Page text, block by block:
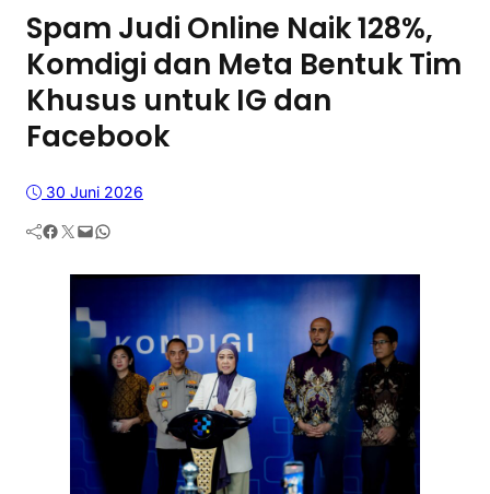
Spam Judi Online Naik 128%,
Komdigi dan Meta Bentuk Tim
Khusus untuk IG dan
Facebook
30 Juni 2026
Facebook Twitter Mail WhatsApp